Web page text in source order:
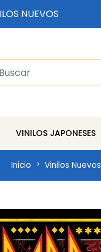
NUEVOS
VINILOS JAPONESES
Inicio Vinilos Nuevos